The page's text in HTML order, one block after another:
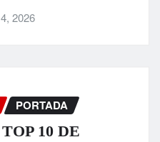
2026
PORTADA
10 DE